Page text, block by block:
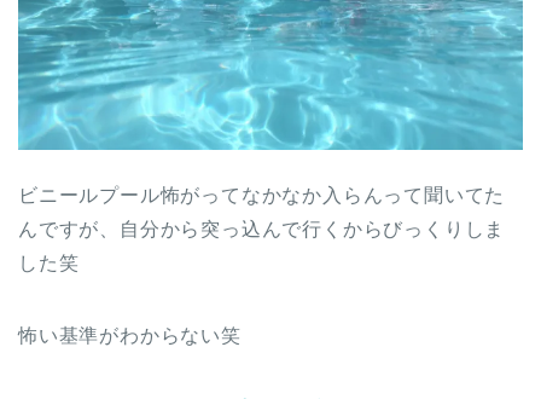
ビニールプール怖がってなかなか入らんって聞いてた
んですが、自分から突っ込んで行くからびっくりしま
した笑
怖い基準がわからない笑